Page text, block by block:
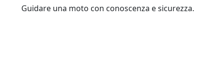
Guidare una moto con conoscenza e sicurezza.